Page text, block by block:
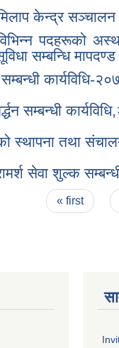
केन्द्र सञ्चालन
पदहरूको
सम्बन्धि
कार्यविधि-
सम्बन्धी
तथा संचालन
सेवा शुल्क
« first